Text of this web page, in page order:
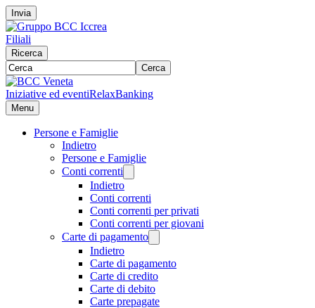
Invia
Filiali
Ricerca
Cerca
Iniziative ed eventiRelaxBanking
Menu
Persone e Famiglie
Indietro
Persone e Famiglie
Conti correnti
Indietro
Conti correnti
Conti correnti per privati
Conti correnti per giovani
Carte di pagamento
Indietro
Carte di pagamento
Carte di credito
Carte di debito
Carte prepagate